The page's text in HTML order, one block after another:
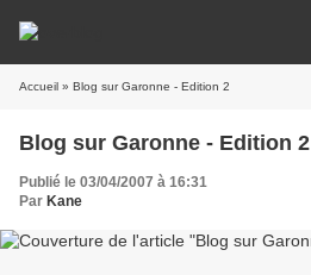
Accueil » Blog sur Garonne - Edition 2
Blog sur Garonne - Edition 2
Publié le 03/04/2007 à 16:31
Par Kane